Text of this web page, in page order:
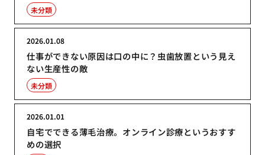
未分類
仕事ができない原因は口の中に？虫歯放置という見え
ない生産性の敵
2026.01.08
未分類
自宅でできる薄毛治療。オンライン診療というおすす
めの選択
2026.01.01